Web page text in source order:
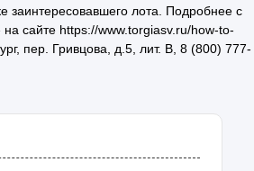
заинтересовавшего лота. Подробнее с
сайте https://www.torgiasv.ru/how-to-
пер. Гривцова, д.5, лит. В, 8 (800) 777-